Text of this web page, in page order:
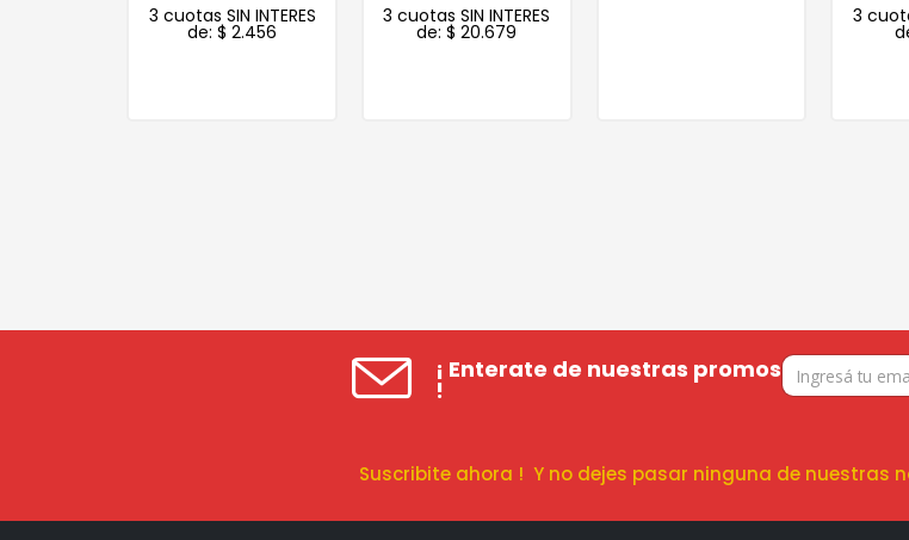
3 cuotas SIN INTERES
de:$ 2.456
3 cuotas SIN INTERES
de:$ 20.679
3
¡ Enterate de nuestras promos
!
Suscribite ahora ! Y no dejes pasar ninguna de nuestras